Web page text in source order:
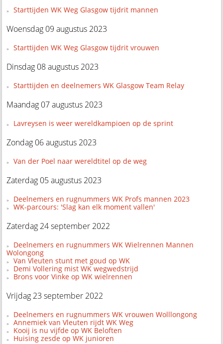
Starttijden WK Weg Glasgow tijdrit mannen
Woensdag 09 augustus 2023
Starttijden WK Weg Glasgow tijdrit vrouwen
Dinsdag 08 augustus 2023
Starttijden en deelnemers WK Glasgow Team Relay
Maandag 07 augustus 2023
Lavreysen is weer wereldkampioen op de sprint
Zondag 06 augustus 2023
Van der Poel naar wereldtitel op de weg
Zaterdag 05 augustus 2023
Deelnemers en rugnummers WK Profs mannen 2023
WK-parcours: 'Slag kan elk moment vallen'
Zaterdag 24 september 2022
Deelnemers en rugnummers WK Wielrennen Mannen
Wolongong
Van Vleuten stunt met goud op WK
Demi Vollering mist WK wegwedstrijd
Brons voor Vinke op WK wielrennen
Vrijdag 23 september 2022
Deelnemers en rugnummers WK vrouwen Wolllongong
Annemiek van Vleuten rijdt WK Weg
Kooij is nu vijfde op WK Beloften
Huising zesde op WK junioren